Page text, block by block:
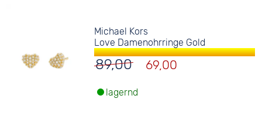
Michael Kors
Love Damenohrringe Gold
89,00 69,00
lagernd